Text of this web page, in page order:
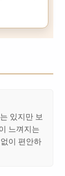
있지만 보
느껴지는
이 편안하